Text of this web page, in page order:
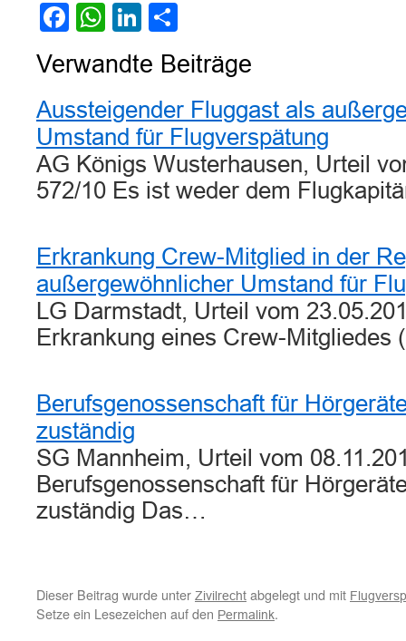
Facebook
WhatsApp
LinkedIn
Verwandte Beiträge
Aussteigender Fluggast als
Umstand für Flugverspätung
AG Königs Wusterhausen, Urteil
572/10 Es ist weder dem
Erkrankung Crew-Mitglied in der
außergewöhnlicher Umstand für
LG Darmstadt, Urteil vom
Erkrankung eines Crew-
Berufsgenossenschaft für
zuständig
SG Mannheim, Urteil vom
Berufsgenossenschaft für
zuständig Das…
Dieser Beitrag wurde unter Zivilrecht abgelegt und mit
Setze ein Lesezeichen auf den Permalink.